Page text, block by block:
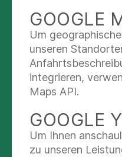
Muttermund
Verfügung.
Sollten vorgeburtlich
Ihrem Kind
unsere große
Seite.
GOOGLE
Um
unseren
integrieren,
Maps API.
GOOGLE
Um Ihnen
zu unseren